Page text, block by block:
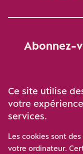
Abonnez-
Participez à notre
Ce site utilise
votre
services.
Les cookies sont
votre ordinateur.